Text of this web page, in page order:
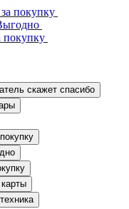
покупку
покупку
скажет спасибо